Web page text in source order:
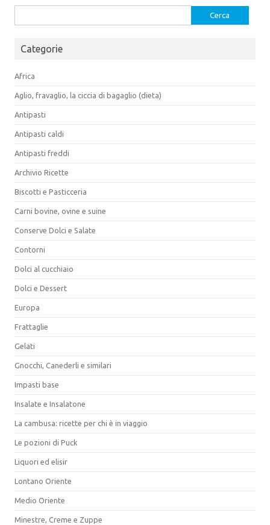
per:
Categorie
Africa
Aglio, fravaglio, la ciccia di bagaglio (dieta)
Antipasti
Antipasti caldi
Antipasti freddi
Archivio Ricette
Biscotti e Pasticceria
Carni bovine, ovine e suine
Conserve Dolci e Salate
Contorni
Dolci al cucchiaio
Dolci e Dessert
Europa
Frattaglie
Gelati
Gnocchi, Canederli e similari
Impasti base
Insalate e Insalatone
La cambusa: ricette per chi è in viaggio
Le pozioni di Puck
Liquori ed elisir
Lontano Oriente
Medio Oriente
Minestre, Creme e Zuppe